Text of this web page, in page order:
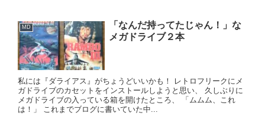
MD
「なんだ持ってたじゃん！」な
メガドライブ２本
私には『ダライアス』がちょうどいいかも！ レトロフリークにメ
ガドライブのカセットをインストールしようと思い、 久しぶりに
メガドライブの入っている箱を開けたところ、 「ムムム、これ
は！」 これまでブログに書いていた中...